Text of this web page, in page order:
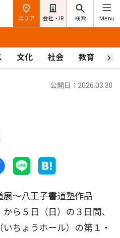
エリア 会社・IR 検索 Menu
文化 社会 教育 ス
公開日：2026.03.30
〜八王子書道塾作品
ら５日（日）の３日間、
ちょうホール）の第１・